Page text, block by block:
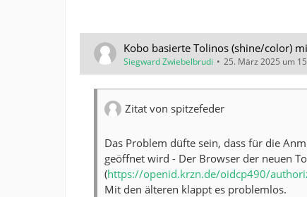
Kobo basierte Tolinos (shine/color)
Siegward Zwiebelbrudi 25. März 2025 um
Zitat von spitzefeder
Das Problem düfte sein, dass für die
geöffnet wird - Der Browser der neuen
(https://openid.krzn.de/oidcp490/
Mit den älteren klappt es problemlos.